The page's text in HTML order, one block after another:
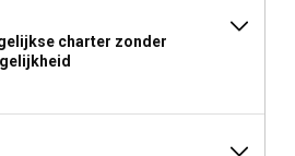
charter zonder